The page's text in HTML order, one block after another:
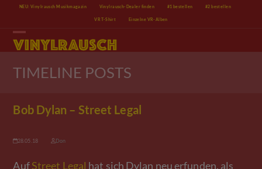
content
NEU: Vinylrausch Musikmagazin Vinylrausch-Dealer finden #1 bestellen #2 bestellen
VR T-Shirt Einzelne VR-Alben
Open
mobile
menu
Close
mobile
menu
TIMELINE POSTS
Bob Dylan – Street Legal
28.05.18 Don
AufStreet Legal hat sich Dylan neu erfunden, als